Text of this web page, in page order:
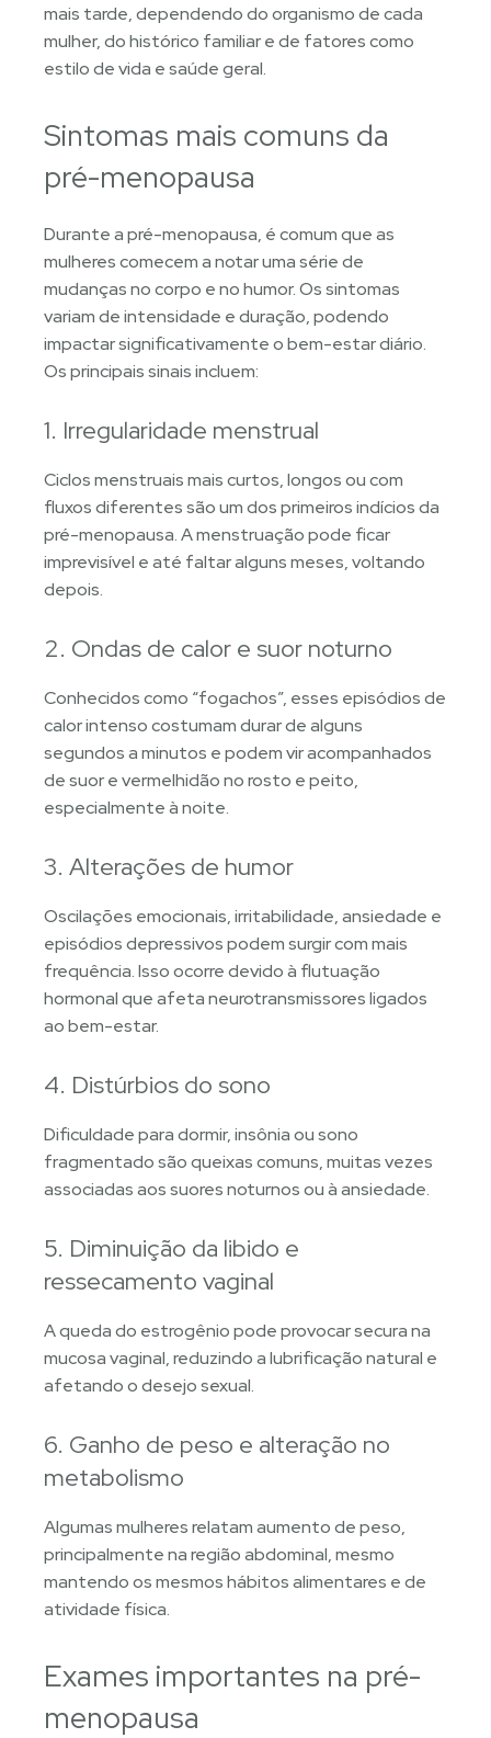
mais tarde, dependendo do organismo de cada
mulher, do histórico familiar e de fatores como
estilo de vida e saúde geral.
Sintomas mais comuns da
pré-menopausa
Durante a pré-menopausa, é comum que as
mulheres comecem a notar uma série de
mudanças no corpo e no humor. Os sintomas
variam de intensidade e duração, podendo
impactar significativamente o bem-estar diário.
Os principais sinais incluem:
1. Irregularidade menstrual
Ciclos menstruais mais curtos, longos ou com
fluxos diferentes são um dos primeiros indícios da
pré-menopausa. A menstruação pode ficar
imprevisível e até faltar alguns meses, voltando
depois.
2. Ondas de calor e suor noturno
Conhecidos como “fogachos”, esses episódios de
calor intenso costumam durar de alguns
segundos a minutos e podem vir acompanhados
de suor e vermelhidão no rosto e peito,
especialmente à noite.
3. Alterações de humor
Oscilações emocionais, irritabilidade, ansiedade e
episódios depressivos podem surgir com mais
frequência. Isso ocorre devido à flutuação
hormonal que afeta neurotransmissores ligados
ao bem-estar.
4. Distúrbios do sono
Dificuldade para dormir, insônia ou sono
fragmentado são queixas comuns, muitas vezes
associadas aos suores noturnos ou à ansiedade.
5. Diminuição da libido e
ressecamento vaginal
A queda do estrogênio pode provocar secura na
mucosa vaginal, reduzindo a lubrificação natural e
afetando o desejo sexual.
6. Ganho de peso e alteração no
metabolismo
Algumas mulheres relatam aumento de peso,
principalmente na região abdominal, mesmo
mantendo os mesmos hábitos alimentares e de
atividade física.
Exames importantes na pré-
menopausa